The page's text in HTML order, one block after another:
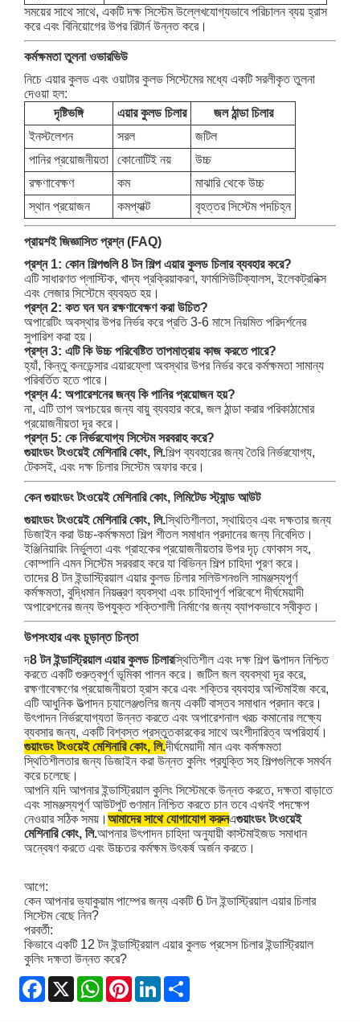
সময়ের সাথে সাথে, একটি দক্ষ সিস্টেম উল্লেখযোগ্যভাবে পরিচালন ব্যয় হ্রাস
করে এবং বিনিয়োগের উপর রিটার্ন উন্নত করে।
কর্মক্ষমতা তুলনা ওভারভিউ
নিচে এয়ার কুলড এবং ওয়াটার কুলড সিস্টেমের মধ্যে একটি সরলীকৃত তুলনা
দেওয়া হল:
দৃষ্টিভঙ্গি
এয়ার কুলড চিলার
জল ঠান্ডা চিলার
ইনস্টলেশন
সরল
জটিল
পানির প্রয়োজনীয়তা
কোনোটিই নয়
উচ্চ
রক্ষণাবেক্ষণ
কম
মাঝারি থেকে উচ্চ
স্থান প্রয়োজন
কমপ্যাক্ট বৃহত্তর সিস্টেম পদচিহ্ন
প্রায়শই জিজ্ঞাসিত প্রশ্ন (FAQ)
প্রশ্ন 1: কোন শিল্পগুলি 8 টন শিল্প এয়ার কুলড চিলার ব্যবহার করে?
এটি সাধারণত প্লাস্টিক, খাদ্য প্রক্রিয়াকরণ, ফার্মাসিউটিক্যালস, ইলেকট্রনিক্স
এবং লেজার সিস্টেমে ব্যবহৃত হয়।
প্রশ্ন 2: কত ঘন ঘন রক্ষণাবেক্ষণ করা উচিত?
অপারেটিং অবস্থার উপর নির্ভর করে প্রতি 3-6 মাসে নিয়মিত পরিদর্শনের
সুপারিশ করা হয়।
প্রশ্ন 3: এটি কি উচ্চ পরিবেষ্টিত তাপমাত্রায় কাজ করতে পারে?
হ্যাঁ, কিন্তু কনডেন্সার এয়ারফ্লো অবস্থার উপর নির্ভর করে কর্মক্ষমতা সামান্য
পরিবর্তিত হতে পারে।
প্রশ্ন 4: অপারেশনের জন্য কি পানির প্রয়োজন হয়?
না, এটি তাপ অপচয়ের জন্য বায়ু ব্যবহার করে, জল ঠান্ডা করার পরিকাঠামোর
প্রয়োজনীয়তা দূর করে।
প্রশ্ন 5: কে নির্ভরযোগ্য সিস্টেম সরবরাহ করে?
গুয়াংডং টংওয়েই মেশিনারি কোং, লি.শিল্প ব্যবহারের জন্য তৈরি নির্ভরযোগ্য,
টেকসই, এবং দক্ষ চিলার সিস্টেম অফার করে।
কেন গুয়াংডং টংওয়েই মেশিনারি কোং, লিমিটেড স্ট্যান্ড আউট
গুয়াংডং টংওয়েই মেশিনারি কোং, লি.স্থিতিশীলতা, স্থায়িত্ব এবং দক্ষতার জন্য
ডিজাইন করা উচ্চ-কর্মক্ষমতা শিল্প শীতল সমাধান প্রদানের জন্য নিবেদিত।
ইঞ্জিনিয়ারিং নির্ভুলতা এবং গ্রাহকের প্রয়োজনীয়তার উপর দৃঢ় ফোকাস সহ,
কোম্পানি এমন সিস্টেম সরবরাহ করে যা বিভিন্ন শিল্প চাহিদা পূরণ করে।
তাদের 8 টন ইন্ডাস্ট্রিয়াল এয়ার কুলড চিলার সলিউশনগুলি সামঞ্জস্যপূর্ণ
কর্মক্ষমতা, বুদ্ধিমান নিয়ন্ত্রণ ব্যবস্থা এবং চাহিদাপূর্ণ পরিবেশে দীর্ঘমেয়াদী
অপারেশনের জন্য উপযুক্ত শক্তিশালী নির্মাণের জন্য ব্যাপকভাবে স্বীকৃত।
উপসংহার এবং চূড়ান্ত চিন্তা
দ8 টন ইন্ডাস্ট্রিয়াল এয়ার কুলড চিলারস্থিতিশীল এবং দক্ষ শিল্প উত্পাদন নিশ্চিত
করতে একটি গুরুত্বপূর্ণ ভূমিকা পালন করে। জটিল জল ব্যবস্থা দূর করে,
রক্ষণাবেক্ষণের প্রয়োজনীয়তা হ্রাস করে এবং শক্তির ব্যবহার অপ্টিমাইজ করে,
এটি আধুনিক উত্পাদন চ্যালেঞ্জগুলির জন্য একটি বাস্তব সমাধান প্রদান করে।
উৎপাদন নির্ভরযোগ্যতা উন্নত করতে এবং অপারেশনাল খরচ কমানোর লক্ষ্যে
ব্যবসার জন্য, একটি বিশ্বস্ত প্রস্তুতকারকের সাথে অংশীদারিত্ব অপরিহার্য।
গুয়াংডং টংওয়েই মেশিনারি কোং, লি.দীর্ঘমেয়াদী মান এবং কর্মক্ষমতা
স্থিতিশীলতার জন্য ডিজাইন করা উন্নত কুলিং প্রযুক্তি সহ শিল্পগুলিকে সমর্থন
করে চলেছে।
আপনি যদি আপনার ইন্ডাস্ট্রিয়াল কুলিং সিস্টেমকে উন্নত করতে, দক্ষতা বাড়াতে
এবং সামঞ্জস্যপূর্ণ আউটপুট গুণমান নিশ্চিত করতে চান তবে এখনই পদক্ষেপ
নেওয়ার সঠিক সময়।আমাদের সাথে যোগাযোগ করুনএগুয়াংডং টংওয়েই
মেশিনারি কোং, লি.আপনার উৎপাদন চাহিদা অনুযায়ী কাস্টমাইজড সমাধান
অন্বেষণ করতে এবং উচ্চতর কর্মক্ষম উৎকর্ষ অর্জন করতে।
আগে:
কেন আপনার ভ্যাকুয়াম পাম্পের জন্য একটি 6 টন ইন্ডাস্ট্রিয়াল এয়ার চিলার
সিস্টেম বেছে নিন?
পরবর্তী:
কিভাবে একটি 12 টন ইন্ডাস্ট্রিয়াল এয়ার কুলড প্রসেস চিলার ইন্ডাস্ট্রিয়াল
কুলিং দক্ষতা উন্নত করে?
Facebook
X WhatsApp
PinterestLinkedIn